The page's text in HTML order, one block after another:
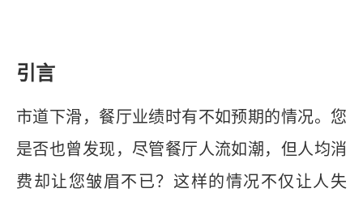
引言
市道下滑，餐厅业绩时有不如预期的情况。您
是否也曾发现，尽管餐厅人流如潮，但人均消
费却让您皱眉不已？这样的情况不仅让人失